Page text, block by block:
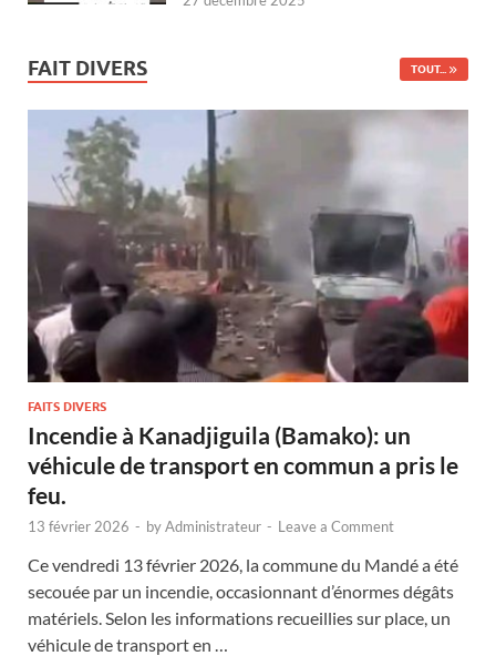
FAIT DIVERS TOUT...
FAITS DIVERS
Incendie à Kanadjiguila (Bamako): un
véhicule de transport en commun a pris le
feu.
13 février 2026 - byAdministrateur - Leave a Comment
Ce vendredi 13 février 2026, la commune du Mandé a été
secouée par un incendie, occasionnant d’énormes dégâts
matériels. Selon les informations recueillies sur place, un
véhicule de transport en …